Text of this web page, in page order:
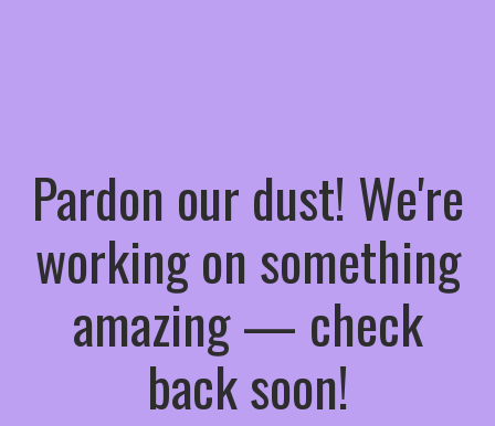
Pardon our dust! We're
working on something
amazing — check
back soon!